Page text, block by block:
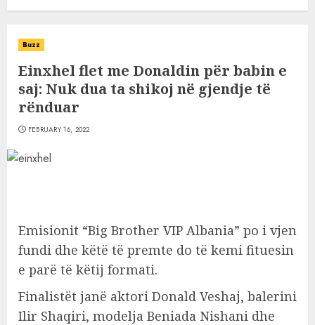
Buzz
Einxhel flet me Donaldin për babin e
saj: Nuk dua ta shikoj në gjendje të
rënduar
FEBRUARY 16, 2022
Emisionit “Big Brother VIP Albania” po i vjen
fundi dhe këtë të premte do të kemi fituesin
e parë të këtij formati.
Finalistët janë aktori Donald Veshaj, balerini
Ilir Shaqiri, modelja Beniada Nishani dhe